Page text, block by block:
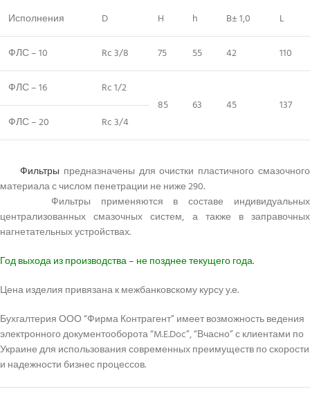
Исполнения D H h B± 1,0 L
ФЛС – 10 Rc 3/8 75 55 42 110
ФЛС – 16
Rc 1/2
85
63 45
137
ФЛС – 20
Rc 3/4
Фильтры предназначены для очистки пластичного смазочного
материала с числом пенетрации не ниже 290.
Фильтры применяются в составе индивидуальных
централизованных смазочных систем, а также в заправочных
нагнетательных устройствах.
Год выхода из производства – не позднее текущего года.
Цена изделия привязана к межбанковскому курсу у.е.
Бухгалтерия ООО “Фирма Контрагент” имеет возможность ведения
электронного документооборота “M.E.Doc”, “Вчасно” с клиентами по
Украине для использования современных преимуществ по скорости
и надежности бизнес процессов.